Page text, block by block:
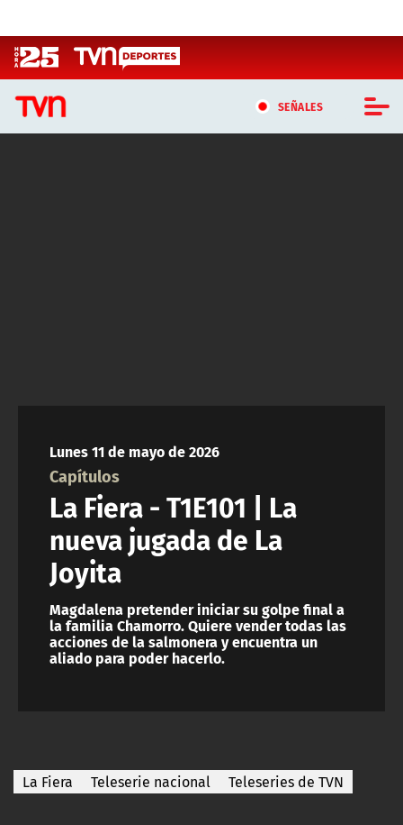
SEÑALES
ACTUALIDAD Y TENDENCIAS
CORPORATIVO Y TRANSPARENCIA
CANAL DE DENUNCIAS
ÁREA DE PROYECTOS
Lunes 11 de mayo de 2026
Capítulos
La Fiera - T1E101 | La
nueva jugada de La
Joyita
Magdalena pretender iniciar su golpe final a
la familia Chamorro. Quiere vender todas las
acciones de la salmonera y encuentra un
aliado para poder hacerlo.
La Fiera Teleserie nacional Teleseries de TVN